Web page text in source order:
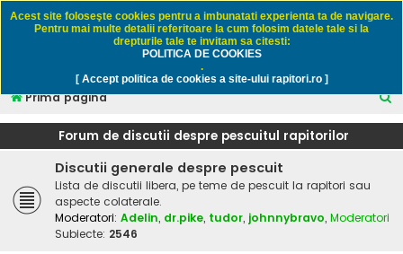
Rapitori.ro - Pescuit sportiv
Prima pagină
C
ă
Forum de discutii despre pescuitul rapitorilor
Discutii generale despre pescuit
Lista de discutii libera, pe teme de pescuit la rapitori sau
aspecte colaterale.
Moderatori: Adelin, dr.pike, tudor, johnnybravo, Moderatori
Subiecte: 2546
Acest site foloseşte cookies pentru a imbunatati experienta ta de navigare.
Pentru mai multe detalii referitoare la cum folosim datele tale si la
drepturile tale te invitam sa citesti:
POLITICA DE COOKIES
.
[ Accept politica de cookies a site-ului rapitori.ro ]